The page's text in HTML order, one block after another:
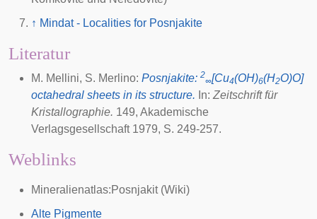
↑ Mindat - Localities for Posnjakite
Literatur
M. Mellini, S. Merlino: Posnjakite: 2
∞[Cu4(OH)6(H2O)O]
octahedral sheets in its structure. In: Zeitschrift für
Kristallographie. 149, Akademische
Verlagsgesellschaft 1979, S. 249-257.
Weblinks
Mineralienatlas:Posnjakit(Wiki)
Alte Pigmente